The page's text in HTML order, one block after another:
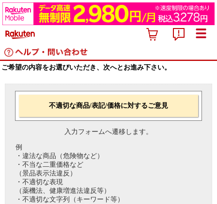
ご希望の内容をお選びいただき、次へとお進み下さい。
不適切な商品/表記/価格に対するご意見
入力フォームへ遷移します。
例
・違法な商品（危険物など）
・不当な二重価格など
（景品表示法違反）
・不適切な表現
（薬機法、健康増進法違反等）
・不適切な文字列（キーワード等）